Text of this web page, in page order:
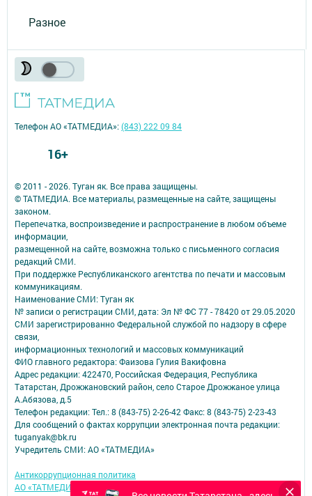
Разное
© 2011 - 2026. Туган як. Все права защищены.
© ТАТМЕДИА. Все материалы, размещенные на сайте, защищены
законом.
Перепечатка, воспроизведение и распространение в любом объеме
информации,
размещенной на сайте, возможна только с письменного согласия
редакций СМИ.
При поддержке Республиканского агентства по печати и массовым
коммуникациям.
Наименование СМИ: Туган як
№ записи о регистрации СМИ, дата: Эл № ФС 77 - 78420 от 29.05.2020
СМИ зарегистрированно Федеральной службой по надзору в сфере
связи,
информационных технологий и массовых коммуникаций
ФИО главного редактора: Фаизова Гулия Вакифовна
Адрес редакции: 422470, Российская Федерация, Республика
Татарстан, Дрожжановский район, село Старое Дрожжаное улица
А.Абязова, д.5
Телефон редакции: Тел.: 8 (843-75) 2-26-42 Факс: 8 (843-75) 2-23-43
Для сообщений о фактах коррупции электронная почта редакции:
tuganyak@bk.ru
Учредитель СМИ: АО «ТАТМЕДИА»
Антикоррупционная политика
АО «ТАТМЕДИА» использует «cookie»
для персонализации сервисов и
Телефон АО «ТАТМЕДИА»:(843) 222 09 84
16+